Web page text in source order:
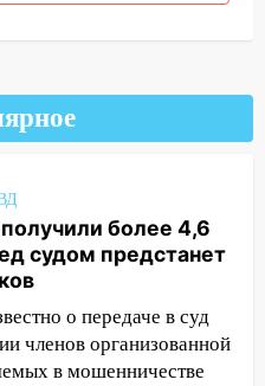
перевозчик
с чужими
накопил
Ульяновской
до 1 июля
более 4,6
судом предстанет
о передаче в суд
членов организованной
в мошенничестве